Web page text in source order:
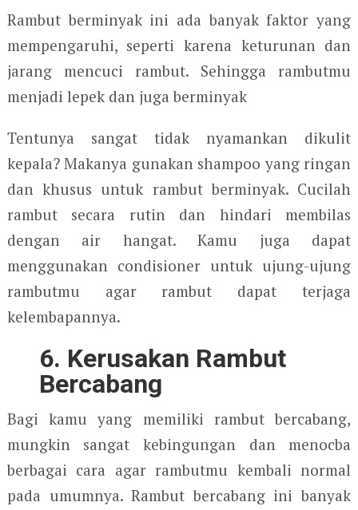
Rambut berminyak ini ada banyak faktor yang
mempengaruhi, seperti karena keturunan dan
jarang mencuci rambut. Sehingga rambutmu
menjadi lepek dan juga berminyak
Tentunya sangat tidak nyamankan dikulit
kepala? Makanya gunakan shampoo yang ringan
dan khusus untuk rambut berminyak. Cucilah
rambut secara rutin dan hindari membilas
dengan air hangat. Kamu juga dapat
menggunakan condisioner untuk ujung-ujung
rambutmu agar rambut dapat terjaga
kelembapannya.
6. Kerusakan Rambut
Bercabang
Bagi kamu yang memiliki rambut bercabang,
mungkin sangat kebingungan dan menocba
berbagai cara agar rambutmu kembali normal
pada umumnya. Rambut bercabang ini banyak